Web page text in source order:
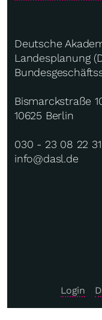
Deutsche
Landesplanung
Bismarckstraße
10625 Berlin
030 - 23 08 22 31
info@dasl.de
Login